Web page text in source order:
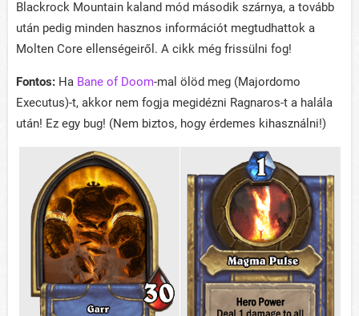
Blackrock Mountain kaland mód második szárnya, a tovább
után pedig minden hasznos információt megtudhattok a
Molten Core ellenségeiről. A cikk még frissülni fog!
Fontos: Ha Bane of Doom-mal ölöd meg (Majordomo
Executus)-t, akkor nem fogja megidézni Ragnaros-t a halála
után! Ez egy bug! (Nem biztos, hogy érdemes kihasználni!)